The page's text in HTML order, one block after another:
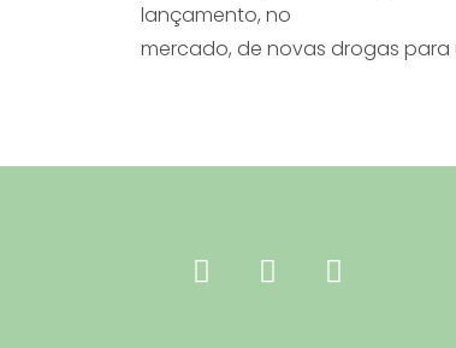
lançamento, no
mercado, de novas drogas